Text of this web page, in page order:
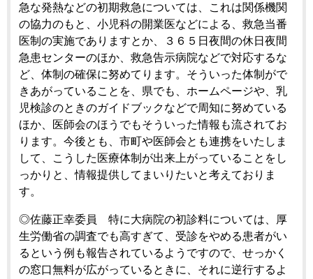
急な発熱などの初期救急については、これは関係機関
の協力のもと、小児科の開業医などによる、救急当番
医制の実施でありますとか、３６５日夜間の休日夜間
急患センターのほか、救急告示病院などで対応するな
ど、体制の確保に努めてります。そういった体制がで
きあがっていることを、県でも、ホームページや、乳
児検診のときのガイドブックなどで周知に努めている
ほか、医師会のほうでもそういった情報も流されてお
ります。今後とも、市町や医師会とも連携をいたしま
して、こうした医療体制が出来上がっていることをし
っかりと、情報提供してまいりたいと考えておりま
す。
◎佐藤正幸委員 特に大病院の初診料については、厚
生労働省の調査でも高すぎて、受診をやめる患者がい
るという例も報告されているようですので、せっかく
の窓口無料が広がっているときに、それに逆行するよ